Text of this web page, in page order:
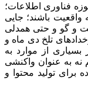
فناوری اطلاعات؛
واقعیت باشند؛ جایی
و گو و حتی همدلی
تلخ دی ماه و
از موارد به
به عنوان واکنشی
برای تولید محتوا و